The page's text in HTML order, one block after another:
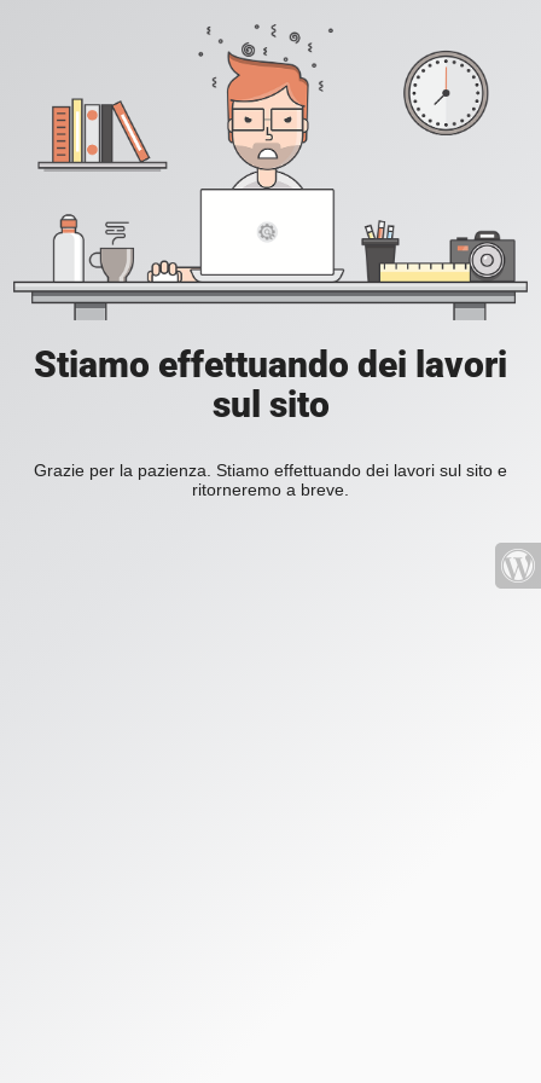
Stiamo effettuando dei lavori
sul sito
Grazie per la pazienza. Stiamo effettuando dei lavori sul sito e
ritorneremo a breve.